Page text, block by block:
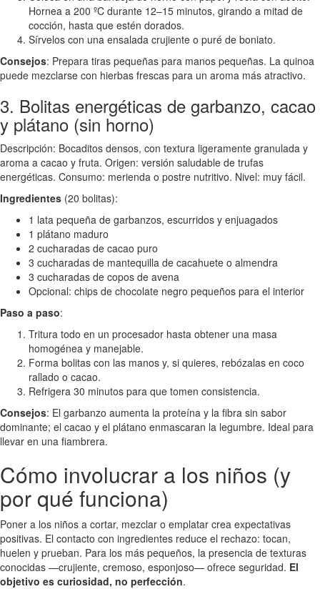
Hornea a 200 ºC durante 12–15 minutos, girando a mitad de
cocción, hasta que estén dorados.
Sírvelos con una ensalada crujiente o puré de boniato.
Consejos: Prepara tiras pequeñas para manos pequeñas. La quinoa
puede mezclarse con hierbas frescas para un aroma más atractivo.
3. Bolitas energéticas de garbanzo, cacao
y plátano (sin horno)
Descripción: Bocaditos densos, con textura ligeramente granulada y
aroma a cacao y fruta. Origen: versión saludable de trufas
energéticas. Consumo: merienda o postre nutritivo. Nivel: muy fácil.
Ingredientes (20 bolitas):
1 lata pequeña de garbanzos, escurridos y enjuagados
1 plátano maduro
2 cucharadas de cacao puro
3 cucharadas de mantequilla de cacahuete o almendra
3 cucharadas de copos de avena
Opcional: chips de chocolate negro pequeños para el interior
Paso a paso:
Tritura todo en un procesador hasta obtener una masa
homogénea y manejable.
Forma bolitas con las manos y, si quieres, rebózalas en coco
rallado o cacao.
Refrigera 30 minutos para que tomen consistencia.
Consejos: El garbanzo aumenta la proteína y la fibra sin sabor
dominante; el cacao y el plátano enmascaran la legumbre. Ideal para
llevar en una fiambrera.
Cómo involucrar a los niños (y
por qué funciona)
Poner a los niños a cortar, mezclar o emplatar crea expectativas
positivas. El contacto con ingredientes reduce el rechazo: tocan,
huelen y prueban. Para los más pequeños, la presencia de texturas
conocidas —crujiente, cremoso, esponjoso— ofrece seguridad. El
objetivo es curiosidad, no perfección.